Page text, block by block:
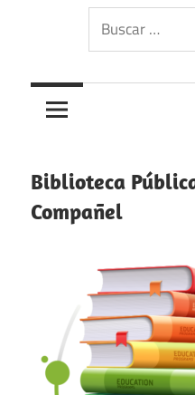
Buscar:
Biblioteca
Compañel